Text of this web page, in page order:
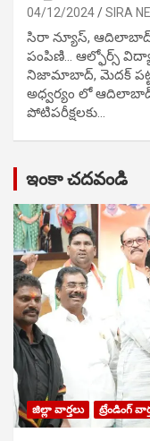
04/12/2024 SIRA
సిరా న్యూస్, ఆదిలాబాద్:
పంపిణి… ఆల్ఫోర్స్
నిజామాబాద్, మెదక్
అధ్వర్యం లో ఆదిలాబాద్
పోటిప‌రీక్ష‌ల‌కు…
ఇంకా చదవండి
జిల్లా వార్తలు ట్రేండింగ్